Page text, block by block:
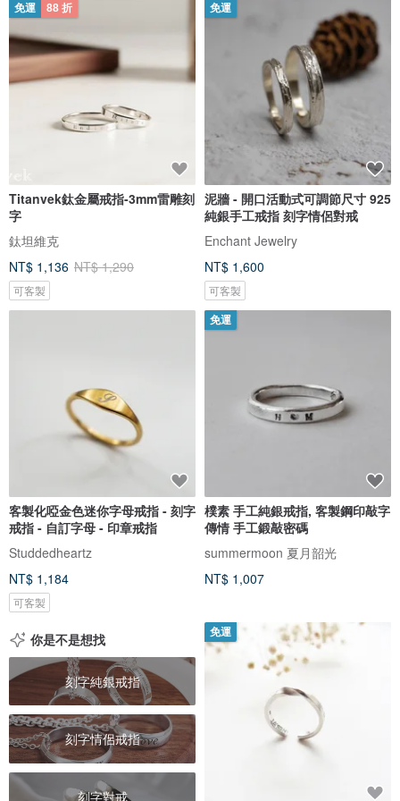
免運 88 折
Titanvek鈦金屬戒指-3mm雷雕刻
字
鈦坦維克
NT$ 1,136 NT$ 1,290
可客製
免運
泥牆 - 開口活動式可調節尺寸 925
純銀手工戒指 刻字情侶對戒
Enchant Jewelry
NT$ 1,600
可客製
客製化啞金色迷你字母戒指 - 刻字
戒指 - 自訂字母 - 印章戒指
Studdedheartz
NT$ 1,184
可客製
免運
樸素 手工純銀戒指, 客製鋼印敲字
傳情 手工鍛敲密碼
summermoon 夏月韶光
NT$ 1,007
你是不是想找
刻字純銀戒指
刻字情侶戒指
刻字對戒
免運